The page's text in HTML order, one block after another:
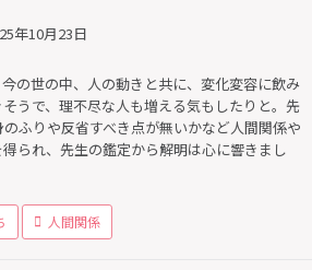
年10月23日
の世の中、人の動きと共に、変化変容に飲み
うで、理不尽な人も増える気もしたりと。先
ふりや反省すべき点が無いかなど人間関係や
られ、先生の鑑定から解明は心に響きまし
人間関係